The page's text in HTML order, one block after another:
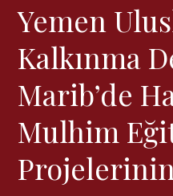
Yemen
Kalkınma
Marib’de
Mulhim